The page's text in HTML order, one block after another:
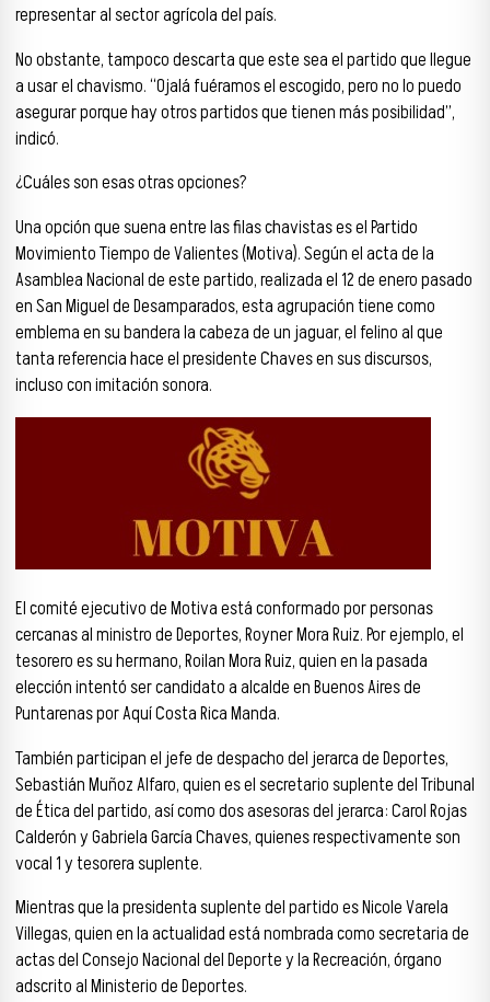
representar al sector agrícola del país.
No obstante, tampoco descarta que este sea el partido que llegue
a usar el chavismo. “Ojalá fuéramos el escogido, pero no lo puedo
asegurar porque hay otros partidos que tienen más posibilidad”,
indicó.
¿Cuáles son esas otras opciones?
Una opción que suena entre las filas chavistas es el Partido
Movimiento Tiempo de Valientes (Motiva). Según el acta de la
Asamblea Nacional de este partido, realizada el 12 de enero pasado
en San Miguel de Desamparados, esta agrupación tiene como
emblema en su bandera la cabeza de un jaguar, el felino al que
tanta referencia hace el presidente Chaves en sus discursos,
incluso con imitación sonora.
El comité ejecutivo de Motiva está conformado por personas
cercanas al ministro de Deportes, Royner Mora Ruiz. Por ejemplo, el
tesorero es su hermano, Roilan Mora Ruiz, quien en la pasada
elección intentó ser candidato a alcalde en Buenos Aires de
Puntarenas por Aquí Costa Rica Manda.
También participan el jefe de despacho del jerarca de Deportes,
Sebastián Muñoz Alfaro, quien es el secretario suplente del Tribunal
de Ética del partido, así como dos asesoras del jerarca: Carol Rojas
Calderón y Gabriela García Chaves, quienes respectivamente son
vocal 1 y tesorera suplente.
Mientras que la presidenta suplente del partido es Nicole Varela
Villegas, quien en la actualidad está nombrada como secretaria de
actas del Consejo Nacional del Deporte y la Recreación, órgano
adscrito al Ministerio de Deportes.